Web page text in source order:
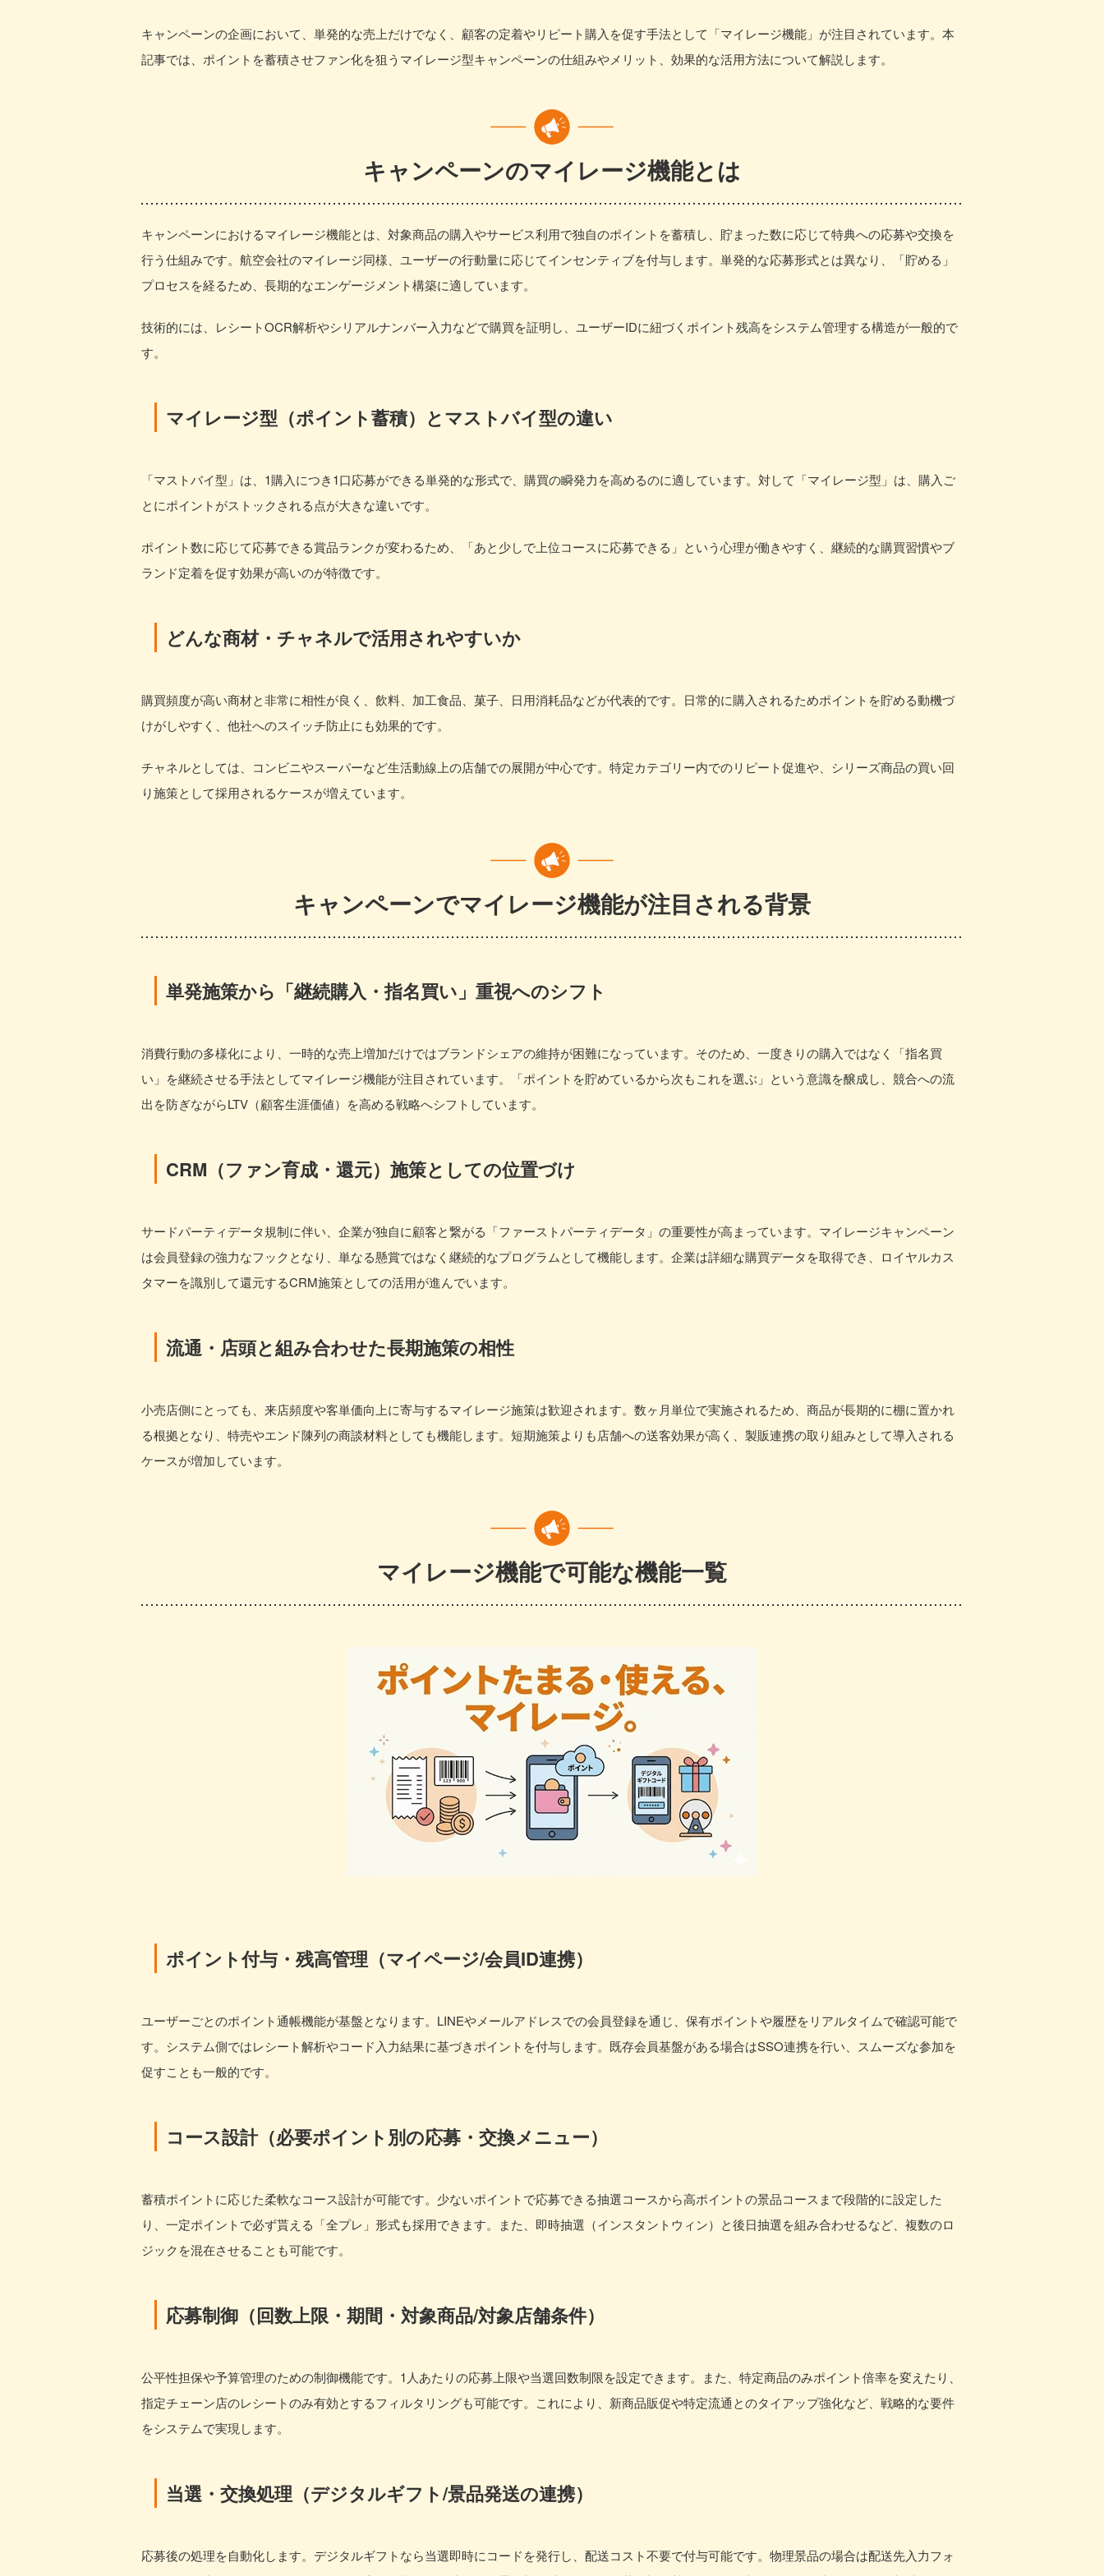
キャンペーンの企画において、単発的な売上だけでなく、顧客の定着やリピート購入を促す手法として「マイレージ機能」が注目されています。本
記事では、ポイントを蓄積させファン化を狙うマイレージ型キャンペーンの仕組みやメリット、効果的な活用方法について解説します。
キャンペーンのマイレージ機能とは
キャンペーンにおけるマイレージ機能とは、対象商品の購入やサービス利用で独自のポイントを蓄積し、貯まった数に応じて特典への応募や交換を
行う仕組みです。航空会社のマイレージ同様、ユーザーの行動量に応じてインセンティブを付与します。単発的な応募形式とは異なり、「貯める」
プロセスを経るため、長期的なエンゲージメント構築に適しています。
技術的には、レシートOCR解析やシリアルナンバー入力などで購買を証明し、ユーザーIDに紐づくポイント残高をシステム管理する構造が一般的で
す。
マイレージ型（ポイント蓄積）とマストバイ型の違い
「マストバイ型」は、1購入につき1口応募ができる単発的な形式で、購買の瞬発力を高めるのに適しています。対して「マイレージ型」は、購入ご
とにポイントがストックされる点が大きな違いです。
ポイント数に応じて応募できる賞品ランクが変わるため、「あと少しで上位コースに応募できる」という心理が働きやすく、継続的な購買習慣やブ
ランド定着を促す効果が高いのが特徴です。
どんな商材・チャネルで活用されやすいか
購買頻度が高い商材と非常に相性が良く、飲料、加工食品、菓子、日用消耗品などが代表的です。日常的に購入されるためポイントを貯める動機づ
けがしやすく、他社へのスイッチ防止にも効果的です。
チャネルとしては、コンビニやスーパーなど生活動線上の店舗での展開が中心です。特定カテゴリー内でのリピート促進や、シリーズ商品の買い回
り施策として採用されるケースが増えています。
キャンペーンでマイレージ機能が注目される背景
単発施策から「継続購入・指名買い」重視へのシフト
消費行動の多様化により、一時的な売上増加だけではブランドシェアの維持が困難になっています。そのため、一度きりの購入ではなく「指名買
い」を継続させる手法としてマイレージ機能が注目されています。「ポイントを貯めているから次もこれを選ぶ」という意識を醸成し、競合への流
出を防ぎながらLTV（顧客生涯価値）を高める戦略へシフトしています。
CRM（ファン育成・還元）施策としての位置づけ
サードパーティデータ規制に伴い、企業が独自に顧客と繋がる「ファーストパーティデータ」の重要性が高まっています。マイレージキャンペーン
は会員登録の強力なフックとなり、単なる懸賞ではなく継続的なプログラムとして機能します。企業は詳細な購買データを取得でき、ロイヤルカス
タマーを識別して還元するCRM施策としての活用が進んでいます。
流通・店頭と組み合わせた長期施策の相性
小売店側にとっても、来店頻度や客単価向上に寄与するマイレージ施策は歓迎されます。数ヶ月単位で実施されるため、商品が長期的に棚に置かれ
る根拠となり、特売やエンド陳列の商談材料としても機能します。短期施策よりも店舗への送客効果が高く、製販連携の取り組みとして導入される
ケースが増加しています。
マイレージ機能で可能な機能一覧
ポイント付与・残高管理（マイページ/会員ID連携）
ユーザーごとのポイント通帳機能が基盤となります。LINEやメールアドレスでの会員登録を通じ、保有ポイントや履歴をリアルタイムで確認可能で
す。システム側ではレシート解析やコード入力結果に基づきポイントを付与します。既存会員基盤がある場合はSSO連携を行い、スムーズな参加を
促すことも一般的です。
コース設計（必要ポイント別の応募・交換メニュー）
蓄積ポイントに応じた柔軟なコース設計が可能です。少ないポイントで応募できる抽選コースから高ポイントの景品コースまで段階的に設定した
り、一定ポイントで必ず貰える「全プレ」形式も採用できます。また、即時抽選（インスタントウィン）と後日抽選を組み合わせるなど、複数のロ
ジックを混在させることも可能です。
応募制御（回数上限・期間・対象商品/対象店舗条件）
公平性担保や予算管理のための制御機能です。1人あたりの応募上限や当選回数制限を設定できます。また、特定商品のみポイント倍率を変えたり、
指定チェーン店のレシートのみ有効とするフィルタリングも可能です。これにより、新商品販促や特定流通とのタイアップ強化など、戦略的な要件
をシステムで実現します。
当選・交換処理（デジタルギフト/景品発送の連携）
応募後の処理を自動化します。デジタルギフトなら当選即時にコードを発行し、配送コスト不要で付与可能です。物理景品の場合は配送先入力フォ